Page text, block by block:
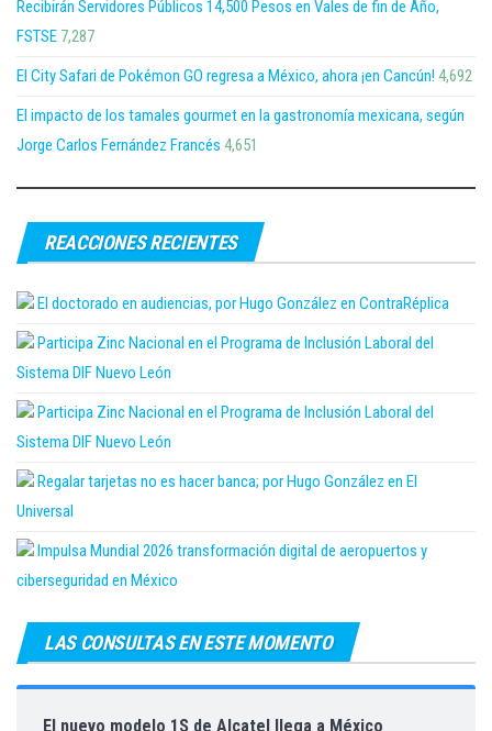
Recibirán Servidores Públicos 14,500 Pesos en Vales de fin de Año,
FSTSE 7,287
El City Safari de Pokémon GO regresa a México, ahora ¡en Cancún! 4,692
El impacto de los tamales gourmet en la gastronomía mexicana, según
Jorge Carlos Fernández Francés 4,651
REACCIONES RECIENTES
El doctorado en audiencias, por Hugo González en ContraRéplica
Participa Zinc Nacional en el Programa de Inclusión Laboral del
Sistema DIF Nuevo León
Participa Zinc Nacional en el Programa de Inclusión Laboral del
Sistema DIF Nuevo León
Regalar tarjetas no es hacer banca; por Hugo González en El
Universal
Impulsa Mundial 2026 transformación digital de aeropuertos y
ciberseguridad en México
LAS CONSULTAS EN ESTE MOMENTO
El nuevo modelo 1S de Alcatel llega a México